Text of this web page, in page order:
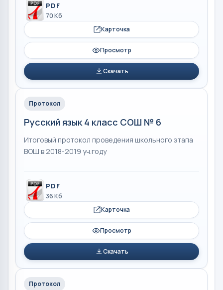
PDF
70 Кб
Карточка
Просмотр
Скачать
Протокол
Русский язык 4 класс СОШ № 6
Итоговый протокол проведения школьного этапа
ВОШ в 2018-2019 уч.году
PDF
36 Кб
Карточка
Просмотр
Скачать
Протокол